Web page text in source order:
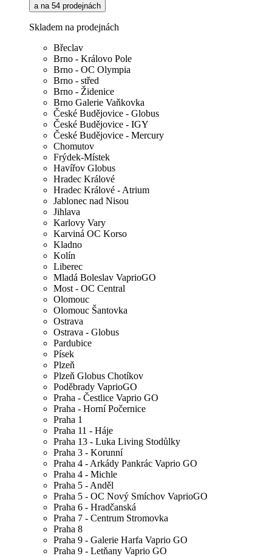
a na 54 prodejnách
Skladem na prodejnách
Břeclav
Brno - Královo Pole
Brno - OC Olympia
Brno - střed
Brno - Židenice
Brno Galerie Vaňkovka
České Budějovice - Globus
České Budějovice - IGY
České Budějovice - Mercury
Chomutov
Frýdek-Místek
Havířov Globus
Hradec Králové
Hradec Králové - Atrium
Jablonec nad Nisou
Jihlava
Karlovy Vary
Karviná OC Korso
Kladno
Kolín
Liberec
Mladá Boleslav VaprioGO
Most - OC Central
Olomouc
Olomouc Šantovka
Ostrava
Ostrava - Globus
Pardubice
Písek
Plzeň
Plzeň Globus Chotíkov
Poděbrady VaprioGO
Praha - Čestlice Vaprio GO
Praha - Horní Počernice
Praha 1
Praha 11 - Háje
Praha 13 - Luka Living Stodůlky
Praha 3 - Korunní
Praha 4 - Arkády Pankrác Vaprio GO
Praha 4 - Michle
Praha 5 - Anděl
Praha 5 - OC Nový Smíchov VaprioGO
Praha 6 - Hradčanská
Praha 7 - Centrum Stromovka
Praha 8
Praha 9 - Galerie Harfa Vaprio GO
Praha 9 - Letňany Vaprio GO